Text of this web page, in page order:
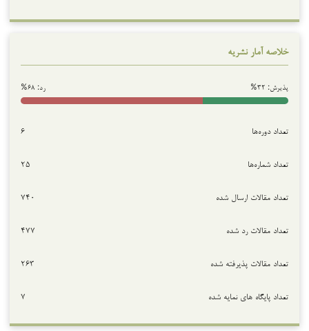
خلاصه آمار نشریه
پذیرش: ۳۲% رد: ۶۸%
تعداد دوره‌ها ۶
تعداد شماره‌ها ۲۵
تعداد مقالات ارسال شده ۷۴۰
تعداد مقالات رد شده ۴۷۷
تعداد مقالات پذیرفته شده ۲۶۳
تعداد پایگاه های نمایه شده ۷